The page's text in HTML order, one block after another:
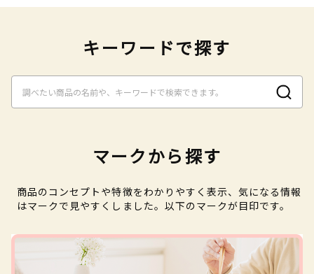
キーワードで探す
マークから探す
商品のコンセプトや特徴をわかりやすく表示、気になる情報
はマークで見やすくしました。以下のマークが目印です。